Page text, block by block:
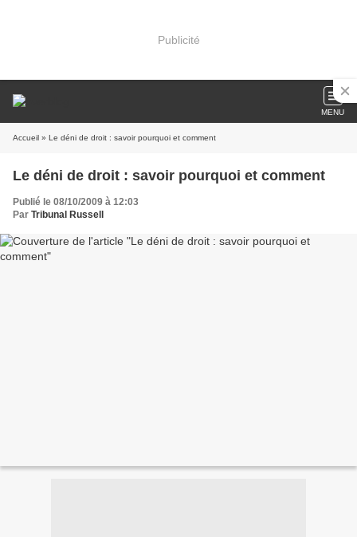
Publicité
MENU
Accueil » Le déni de droit : savoir pourquoi et comment
Le déni de droit : savoir pourquoi et comment
Publié le 08/10/2009 à 12:03
Par Tribunal Russell